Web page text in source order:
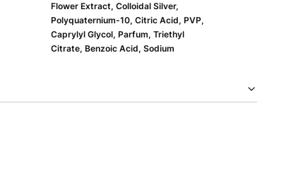
Flower Extract, Colloidal Silver,
Polyquaternium-10, Citric Acid, PVP,
Caprylyl Glycol, Parfum, Triethyl
Citrate, Benzoic Acid, Sodium